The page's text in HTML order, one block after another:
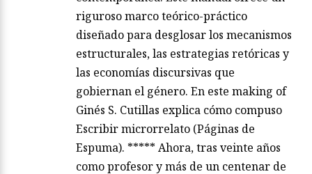
riguroso marco teórico-práctico
diseñado para desglosar los mecanismos
estructurales, las estrategias retóricas y
las economías discursivas que
gobiernan el género. En este making of
Ginés S. Cutillas explica cómo compuso
Escribir microrrelato (Páginas de
Espuma). ***** Ahora, tras veinte años
como profesor y más de un centenar de